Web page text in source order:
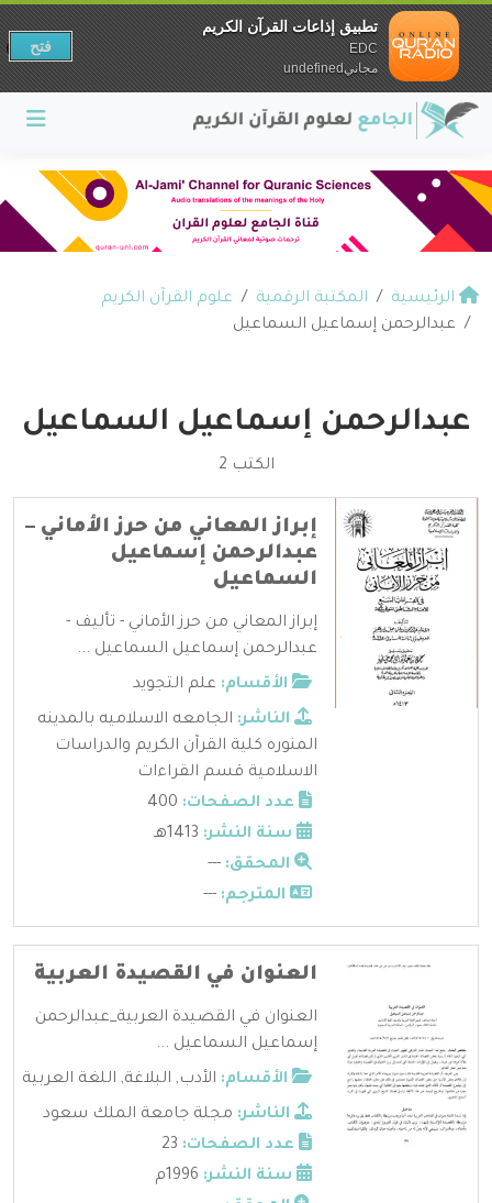
الرئيسية المكتبة الرقمية
علوم القرآن الكريم
عبدالرحمن إسماعيل السماعيل
عبدالرحمن إسماعيل السماعيل
الكتب 2
إبراز المعاني من حرز الأماني –
عبدالرحمن إسماعيل
السماعيل
إبراز المعاني من حرز الأماني - تأليف -
عبدالرحمن إسماعيل السماعيل ...
الأقسام: علم التجويد
الناشر: الجامعه الاسلاميه بالمدينه
المنوره كلية القرآن الكريم والدراسات
الاسلامية قسم القراءات
عدد الصفحات:
سنة النشر:
المحقق: ---
المترجم: ---
العنوان في القصيدة العربية
العنوان في القصيدة العربية_عبدالرحمن
إسماعيل السماعيل ...
الأقسام: الأدب, البلاغة, اللغة العربية
الناشر: مجلة جامعة الملك سعود
عدد الصفحات:
سنة النشر:
تطبيق إذاعات القرآن الكريم
EDC
مجانيundefined
فتح